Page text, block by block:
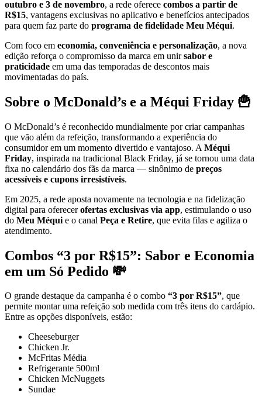
outubro e 3 de novembro, a rede oferece combos a partir de
R$15, vantagens exclusivas no aplicativo e benefícios antecipados
para quem faz parte do programa de fidelidade Meu Méqui.
Com foco em economia, conveniência e personalização, a nova
edição reforça o compromisso da marca em unirsabor e
praticidade em uma das temporadas de descontos mais
movimentadas do país.
Sobre o McDonald’s e a Méqui Friday 🍟
O McDonald’s é reconhecido mundialmente por criar campanhas
que vão além da refeição, transformando a experiência do
consumidor em um momento divertido e vantajoso. A Méqui
Friday, inspirada na tradicional Black Friday, já se tornou uma data
fixa no calendário dos fãs da marca — sinônimo de preços
acessíveis e cupons irresistíveis.
Em 2025, a rede aposta novamente na tecnologia e na fidelização
digital para oferecerofertas exclusivas via app, estimulando o uso
do Meu Méqui e o canal Peça e Retire, que evita filas e agiliza o
atendimento.
Combos “3 por R$15”: Sabor e Economia
em um Só Pedido 💸
O grande destaque da campanha é o combo “3 por R$15”, que
permite montar uma refeição sob medida com três itens do cardápio.
Entre as opções disponíveis, estão:
Cheeseburger
Chicken Jr.
McFritas Média
Refrigerante 500ml
Chicken McNuggets
Sundae